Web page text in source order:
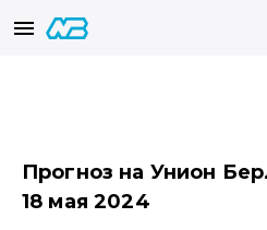
Прогноз на Унион
18 мая 2024